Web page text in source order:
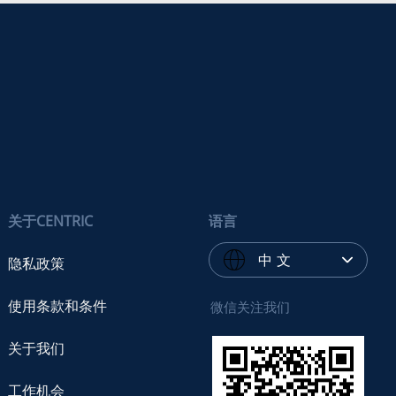
关于CENTRIC
隐私政策
使用条款和条件
关于我们
工作机会
语言
中 文
微信关注我们